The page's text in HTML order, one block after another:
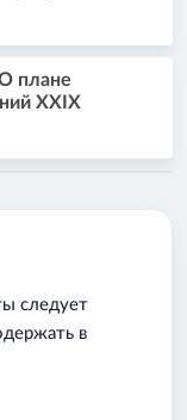
плане
XXIX
следует
в